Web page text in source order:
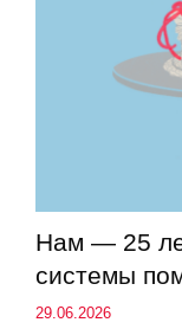
Нам — 25
системы
29.06.2026